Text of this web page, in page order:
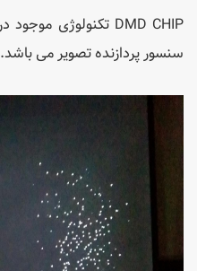
سنسور پردازنده تصویر می باشد.